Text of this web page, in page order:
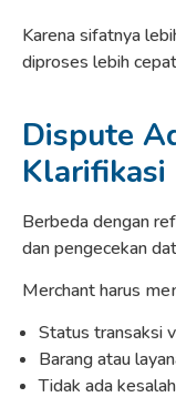
Karena sifatnya
diproses lebih
Dispute
Klarifikasi
Berbeda dengan
dan pengecekan
Merchant harus
Status transaksi
Barang atau
Tidak ada